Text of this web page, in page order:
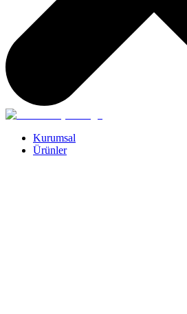
Kurumsal
Ürünler